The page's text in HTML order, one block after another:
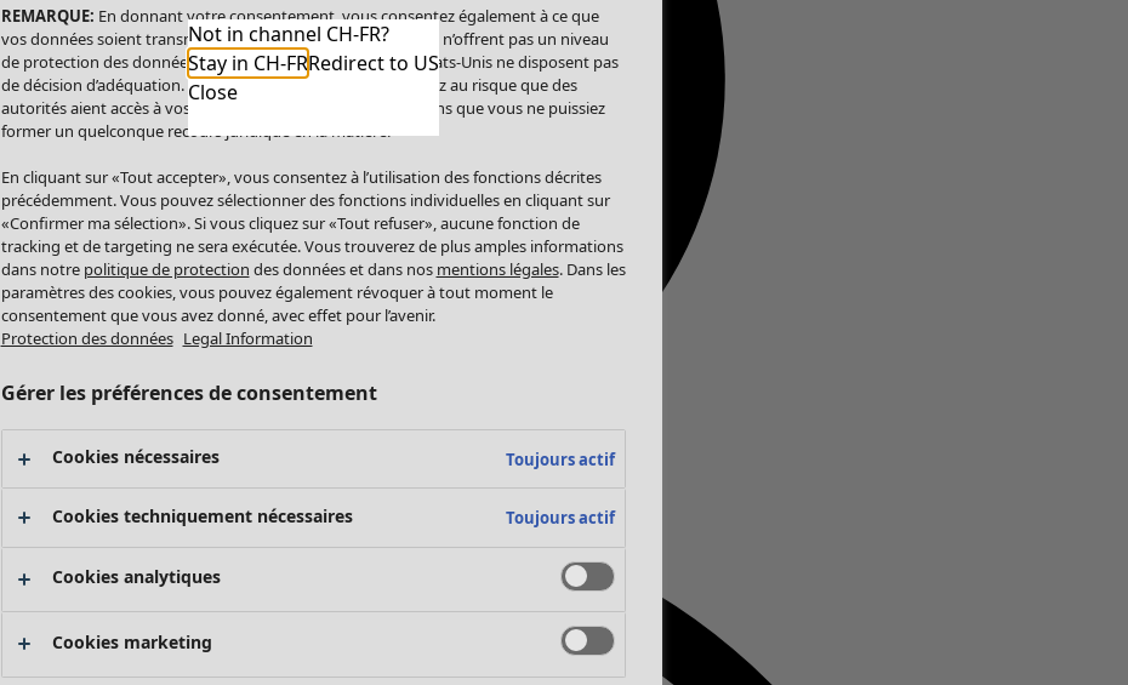
Not in channel CH-FR?
Stay in CH-FRRedirect to US
Close
REMARQUE: En donnant votre consentement, vous consentez également à ce que
vos données soient transmises aux États-Unis. Les États-Unis n’offrent pas un niveau
de protection des données comparable à celui de l’UE. Les États-Unis ne disposent pas
de décision d’adéquation. Par conséquent, vous vous exposez au risque que des
autorités aient accès à vos données à caractère personnel sans que vous ne puissiez
former un quelconque recours juridique en la matière.
En cliquant sur «Tout accepter», vous consentez à l’utilisation des fonctions décrites
précédemment. Vous pouvez sélectionner des fonctions individuelles en cliquant sur
«Confirmer ma sélection». Si vous cliquez sur «Tout refuser», aucune fonction de
tracking et de targeting ne sera exécutée. Vous trouverez de plus amples informations
dans notre politique de protection des données et dans nos mentions légales. Dans les
paramètres des cookies, vous pouvez également révoquer à tout moment le
consentement que vous avez donné, avec effet pour l’avenir.
Protection des données Legal Information
Gérer les préférences de consentement
Cookies nécessaires Toujours actif
Cookies techniquement nécessaires Toujours actif
Cookies analytiques
Cookies marketing